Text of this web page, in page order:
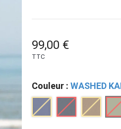
99,00 €
TTC
Couleur : WASHED